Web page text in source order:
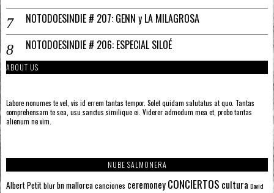
NOTODOESINDIE # 207: GENN y LA MILAGROSA
NOTODOESINDIE # 206: ESPECIAL SILOÉ
ABOUT US
Labore nonumes te vel, vis id errem tantas tempor. Solet quidam salutatus at quo. Tantas
comprehensam te sea, usu sanctus similique ei. Viderer admodum mea et, probo tantas
alienum ne vim.
NUBE SALMONERA
Albert Petitblurbn mallorcacanciones ceremoneyCONCIERTOS cultura David